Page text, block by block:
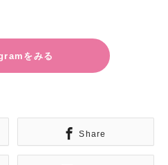
をみる
Share